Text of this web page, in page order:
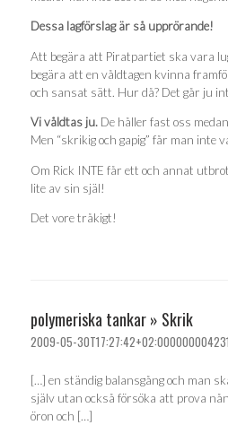
Dessa lagförslag är så upprörande!
Att begära att Piratpartiet ska vara
begära att en våldtagen kvinna
och sansat sätt. Hur då? Det går ju
Vi våldtas ju. De håller fast oss
Men “skrikig och gapig” får man inte
Om Rick INTE får ett och annat
lite av sin själ!
Det vore tråkigt!
polymeriska tankar » Skrik
2009-05-
[…] en ständig balansgång och man
själv utan också försöka att prova
öron och […]